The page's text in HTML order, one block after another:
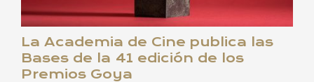
La Academia de Cine publica las
Bases de la 41 edición de los
Premios Goya